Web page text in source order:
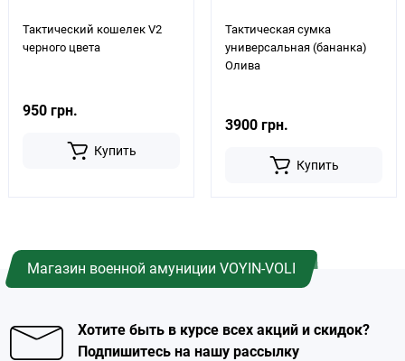
Тактический кошелек V2
черного цвета
950 грн.
Купить
Тактическая сумка
универсальная (бананка)
Олива
3900 грн.
Купить
Магазин военной амуниции VOYIN-VOLI
Хотите быть в курсе всех акций и скидок?
Подпишитесь на нашу рассылку